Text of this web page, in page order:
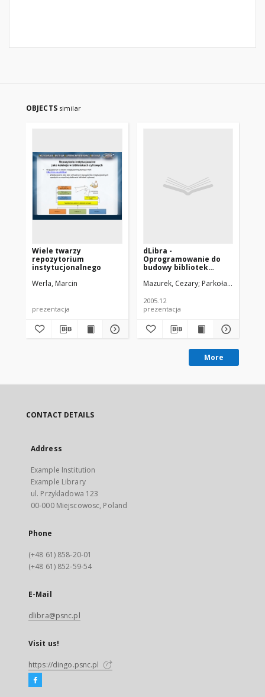
OBJECTS similar
Wiele twarzy
repozytorium
instytucjonalnego
Werla, Marcin
prezentacja
dLibra -
Oprogramowanie do
budowy bibliotek
Mazurek, Cezary Parkoła, Tomasz
2005.12
prezentacja
More
CONTACT DETAILS
Address
Example Institution
Example Library
ul. Przykladowa 123
00-000 Miejscowosc, Poland
Phone
(+48 61) 858-20-01
(+48 61) 852-59-54
E-Mail
dlibra@psnc.pl
Visit us!
https://dingo.psnc.pl